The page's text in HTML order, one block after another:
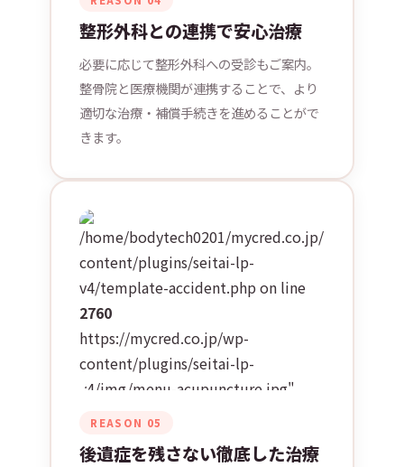
整形外科との連携で安心治療
必要に応じて整形外科への受診もご案内。
整骨院と医療機関が連携することで、より
適切な治療・補償手続きを進めることがで
きます。
/home/bodytech0201/mycred.co.jp/
content/plugins/seitai-lp-
v4/template-accident.php on line
2760
https://mycred.co.jp/wp-
content/plugins/seitai-lp-
v4/img/menu-acupuncture.jpg"
alt="施術の様子" loading="lazy">
REASON 05
後遺症を残さない徹底した治療